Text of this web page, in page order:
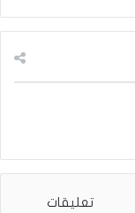
تعليقات